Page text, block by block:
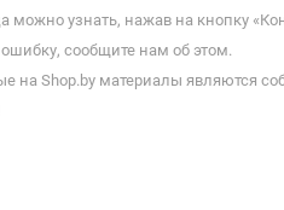
можно узнать, нажав на кнопку
сообщите нам об этом.
на Shop.by материалы являются